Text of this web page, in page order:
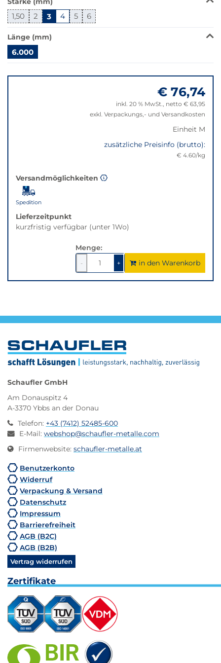
der
Filter
auf
die
beste
Alternative
in
1,50 2 3 4 5 6
Länge (mm)
6.000
zu
€ 76,74
inkl. 20 % MwSt., netto € 63,95
exkl. Verpackungs,- und Versandkosten
Einheit M
zusätzliche Preisinfo (brutto):
€ 4.60/kg
Versandmöglichkeiten
Spedition
Lieferzeitpunkt
kurzfristig verfügbar (unter 1Wo)
Menge:
-
1
verringern
+1um
1
erhöhen
in den Warenkorb
Schaufler GmbH
Am Donauspitz 4
A-3370 Ybbs an der Donau
Telefon: +43 (7412) 52485-600
E-Mail: webshop@schaufler-metalle.com
Firmenwebsite: schaufler-metalle.at
Benutzerkonto
Widerruf
Verpackung & Versand
Datenschutz
Impressum
Barrierefreiheit
AGB (B2C)
AGB (B2B)
Vertrag widerrufen
Zertifikate